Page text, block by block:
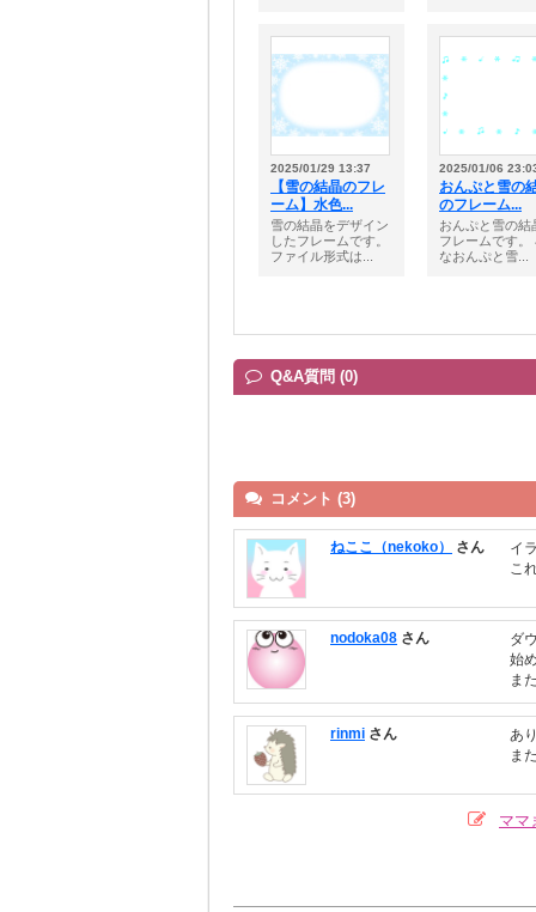
2025/01/29 13:37
【雪の結晶のフレ
ーム】水色...
雪の結晶をデザイン
したフレームです。
ファイル形式は...
2025/01/06
おんぷと雪の
のフレーム...
おんぷと雪の結
フレームです。
なおんぷと雪...
Q&A質問 (0)
コメント (3)
ねここ（nekoko） さん
イ
こ
nodoka08 さん
ダ
始
ま
rinmi さん
あ
ま
ママ